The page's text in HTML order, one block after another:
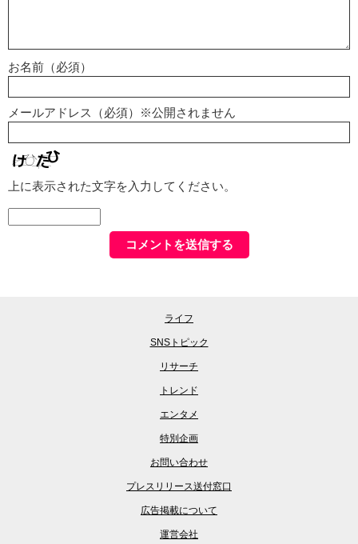
お名前（必須）
メールアドレス（必須）※公開されません
上に表示された文字を入力してください。
ライフ
SNSトピック
リサーチ
トレンド
エンタメ
特別企画
お問い合わせ
プレスリリース送付窓口
広告掲載について
運営会社